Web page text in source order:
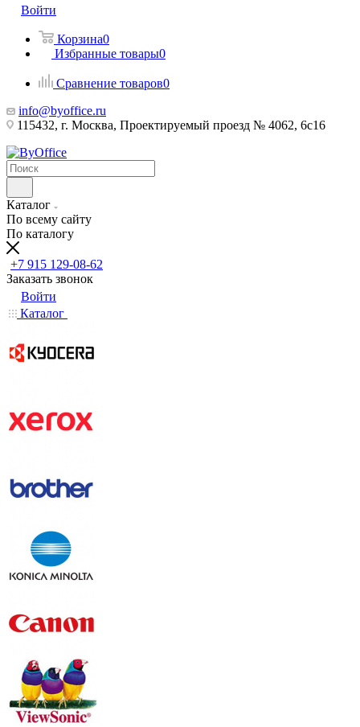
Войти
Корзина0
Избранные товары0
Сравнение товаров0
info@byoffice.ru
115432, г. Москва, Проектируемый проезд № 4062, 6с16
Каталог
По всему сайту
По каталогу
+7 915 129-08-62
Заказать звонок
Войти
Каталог